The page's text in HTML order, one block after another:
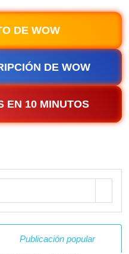
DE WOW
DE WOW
EN 10 MINUTOS
Publicación popular